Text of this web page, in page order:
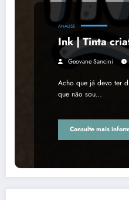
ANÁLISE
Ink | Tinta
Geovane Sancini
Acho que já devo ter
que não sou…
Consulte mais